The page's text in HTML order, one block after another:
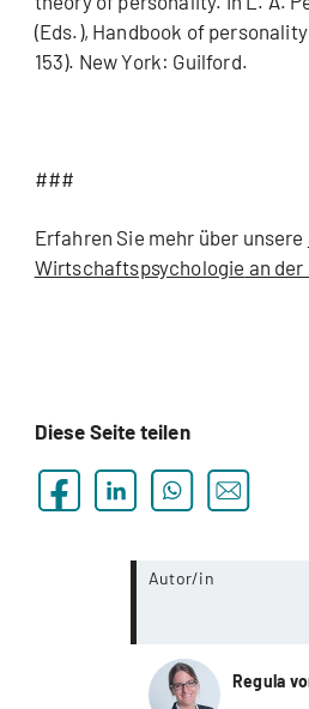
(Eds.), Handbook of
153). New York: Guilford.
###
Erfahren Sie mehr über unsere
Wirtschaftspsychologie an der
Diese Seite teilen
Autor/in
Regula